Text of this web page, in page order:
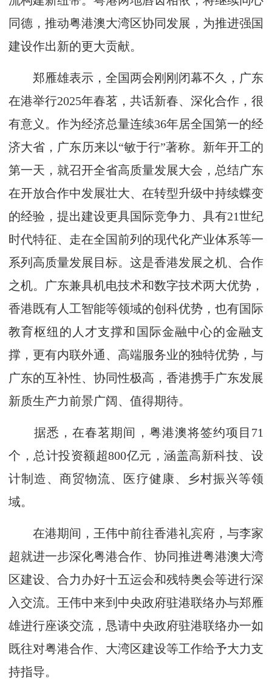
同德，推动粤港澳大湾区协同发展，为推进强国
建设作出新的更大贡献。
郑雁雄表示，全国两会刚刚闭幕不久，广东
在港举行2025年春茗，共话新春、深化合作，很
有意义。作为经济总量连续36年居全国第一的经
济大省，广东历来以“敏于行”著称。新年开工的
第一天，就召开全省高质量发展大会，总结广东
在开放合作中发展壮大、在转型升级中持续蝶变
的经验，提出建设更具国际竞争力、具有21世纪
时代特征、走在全国前列的现代化产业体系等一
系列高质量发展目标。这是香港发展之机、合作
之机。广东兼具机电技术和数字技术两大优势，
香港既有人工智能等领域的创科优势，也有国际
教育枢纽的人才支撑和国际金融中心的金融支
撑，更有内联外通、高端服务业的独特优势，与
广东的互补性、协同性极高，香港携手广东发展
新质生产力前景广阔、值得期待。
据悉，在春茗期间，粤港澳将签约项目71
个，总计投资额超800亿元，涵盖高新科技、设
计制造、商贸物流、医疗健康、乡村振兴等领
域。
在港期间，王伟中前往香港礼宾府，与李家
超就进一步深化粤港合作、协同推进粤港澳大湾
区建设、合力办好十五运会和残特奥会等进行深
入交流。王伟中来到中央政府驻港联络办与郑雁
雄进行座谈交流，恳请中央政府驻港联络办一如
既往对粤港合作、大湾区建设等工作给予大力支
持指导。